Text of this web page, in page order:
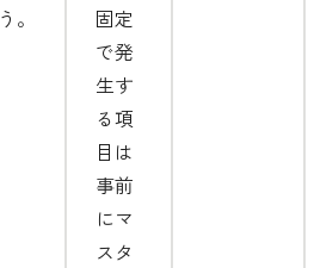
う。
固定
で発
生す
る項
目は
事前
にマ
スタ